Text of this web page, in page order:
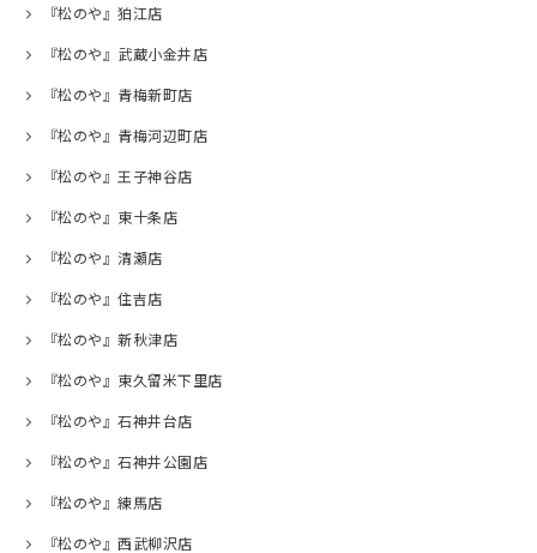
『松のや』狛江店
『松のや』武蔵小金井店
『松のや』青梅新町店
『松のや』青梅河辺町店
『松のや』王子神谷店
『松のや』東十条店
『松のや』清瀬店
『松のや』住吉店
『松のや』新秋津店
『松のや』東久留米下里店
『松のや』石神井台店
『松のや』石神井公園店
『松のや』練馬店
『松のや』西武柳沢店